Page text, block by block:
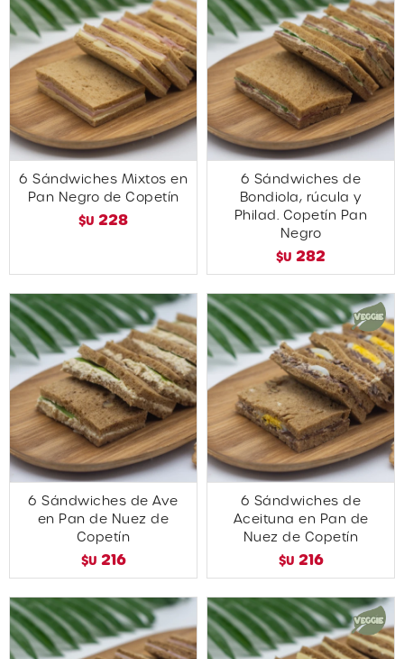
6 Sándwiches Mixtos en
Pan Negro de Copetín
$U 228
6 Sándwiches de
Bondiola, rúcula y
Philad. Copetín Pan
Negro
$U 282
6 Sándwiches de Ave
en Pan de Nuez de
Copetín
$U 216
6 Sándwiches de
Aceituna en Pan de
Nuez de Copetín
$U 216